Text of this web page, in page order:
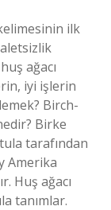
ilk
ağacı
iyi işlerin
Birch-
tarafından
Amerika
Huş ağacı
tanımlar.